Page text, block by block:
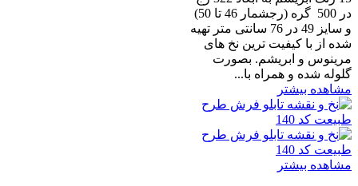
در 500 گره (رجشمار 46 تا 50)
و سایز 49 در 76 سانتی متر تهیه
شده از با کیفیت ترین نخ های
مرینوس و ابریشم. بصورت
گلوله شده و همراه با...
مشاهده بیشتر
مشاهده بیشتر